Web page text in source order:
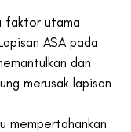
faktor utama
ASA pada
dan
merusak lapisan
mempertahankan